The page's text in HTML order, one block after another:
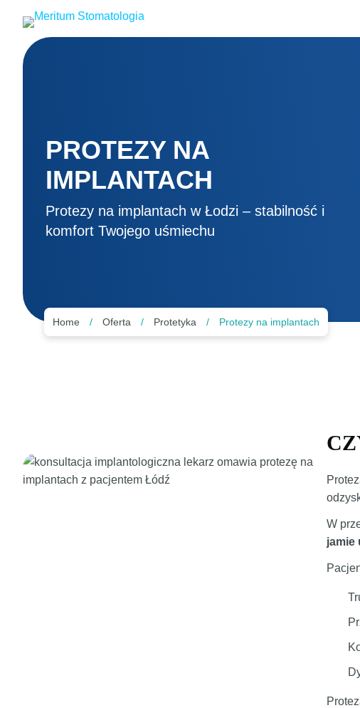
PROTEZY NA
IMPLANTACH
Protezy na implantach w Łodzi – stabilność i
komfort Twojego uśmiechu
Home / Oferta / Protetyka / Protezy na implantach
W
jamie